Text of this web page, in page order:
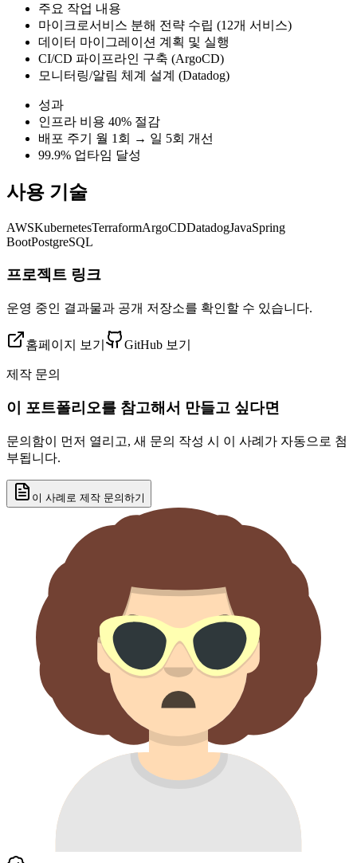
주요 작업 내용
마이크로서비스 분해 전략 수립 (12개 서비스)
데이터 마이그레이션 계획 및 실행
CI/CD 파이프라인 구축 (ArgoCD)
모니터링/알림 체계 설계 (Datadog)
성과
인프라 비용 40% 절감
배포 주기 월 1회 → 일 5회 개선
99.9% 업타임 달성
사용 기술
AWSKubernetesTerraformArgoCDDatadogJavaSpring
BootPostgreSQL
프로젝트 링크
운영 중인 결과물과 공개 저장소를 확인할 수 있습니다.
홈페이지 보기 GitHub 보기
제작 문의
이 포트폴리오를 참고해서 만들고 싶다면
문의함이 먼저 열리고, 새 문의 작성 시 이 사례가 자동으로 첨
부됩니다.
이 사례로 제작 문의하기